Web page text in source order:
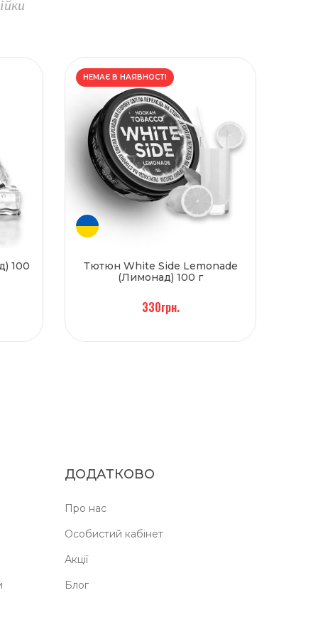
100
НЕМАЄ В НАЯВНОСТІ
Тютюн White Side ️Lemonade
(Лимонад) 100 г
330грн.
ДОДАТКОВО
Про нас
Особистий кабінет
Акції
Блог